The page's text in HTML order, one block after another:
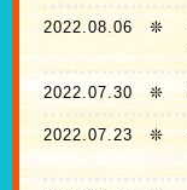
2022.08.06 ❊
2022.07.30 ❊
2022.07.23❊